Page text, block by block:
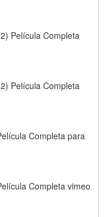
Película Completa
Película Completa
Completa para
Completa vimeo